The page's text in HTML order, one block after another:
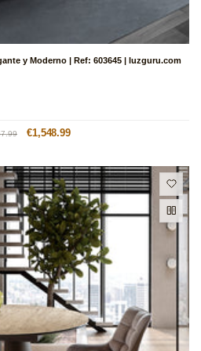
y Moderno | Ref: 603645 | luzguru.com
Precio
€1,548.99